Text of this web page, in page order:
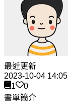
最近更新
2023-10-04 14:05
1
0
書單簡介